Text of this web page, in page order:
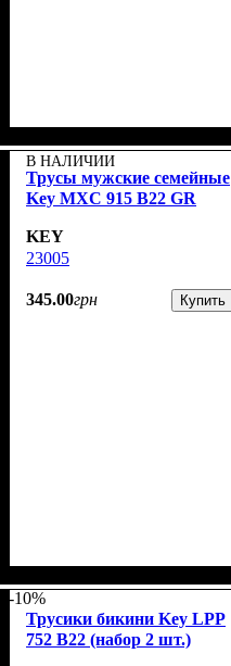
В НАЛИЧИИ
Трусы мужские семейные
Key MXC 915 B22 GR
KEY
23005
345.00грн Купить
-10%
Трусики бикини Key LPP
752 B22 (набор 2 шт.)